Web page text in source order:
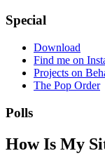
Special
Download
Find me on
Projects on
The Pop Order
Polls
How Is My